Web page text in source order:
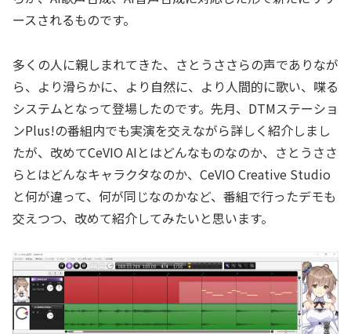
ースされるものです。
多くの人に親しまれてきた、さとうささらの声でありなが
ら、より滑らかに、より自然に、より人間的に歌い、喋る
システムとなって登場したのです。先月、DTMステーショ
ンPlus!の番組内でも実演を交えながら詳しく紹介しまし
たが、改めてCeVIO AIとはどんなものなのか、さとうささ
らとはどんなキャラクタなのか、CeVIO Creative Studio
と何が違って、何が同じなのかなど、番組で行ったデモも
交えつつ、改めて紹介してみたいと思います。